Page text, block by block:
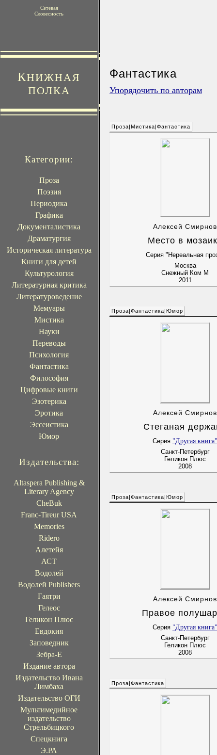
Сетевая
Словесность
КНИЖНАЯ
ПОЛКА
Категории:
Проза
Поэзия
Периодика
Графика
Документалистика
Драматургия
Историческая литература
Книги для детей
Культурология
Литературная критика
Литературоведение
Мемуары
Мистика
Науки
Переводы
Психология
Фантастика
Философия
Цифровые книги
Эзотерика
Эротика
Эссеистика
Юмор
Издательства:
Altaspera Publishing &
Literary Agency
CheBuk
Franc-Tireur USA
Memories
Ridero
Алетейя
АСТ
Водолей
Водолей Publishers
Гаятри
Гелеос
Геликон Плюс
Евдокия
Заповедник
Зебра-Е
Издание автора
Издательство Ивана
Лимбаха
Издательство ОГИ
Мультимедийное
издательство
Стрельбицкого
Спецкнига
Э.РА
Фантастика
Упорядочить по авторам
Проза|Мистика|Фантастика
Алексей Смирнов
Место в
Серия "Нереальная
Москва
Снежный Ком М
2011
Проза|Фантастика|Юмор
Алексей Смирнов
Стеганая
Серия "Другая книга"
Санкт-Петербург
Геликон Плюс
2008
Проза|Фантастика|Юмор
Алексей Смирнов
Правое
Серия "Другая книга"
Санкт-Петербург
Геликон Плюс
2008
Проза|Фантастика